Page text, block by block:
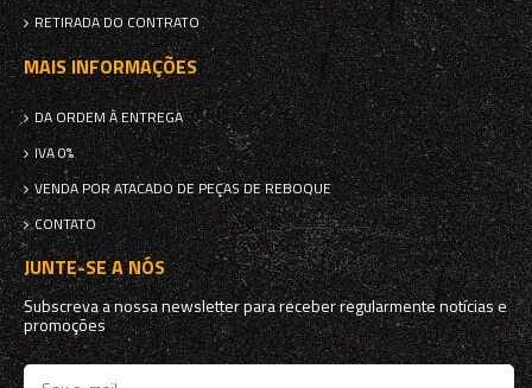
RETIRADA DO CONTRATO
MAIS INFORMAÇÕES
DA ORDEM À ENTREGA
IVA 0%
VENDA POR ATACADO DE PEÇAS DE REBOQUE
CONTATO
JUNTE-SE A NÓS
Subscreva a nossa newsletter para receber regularmente notícias e
promoções